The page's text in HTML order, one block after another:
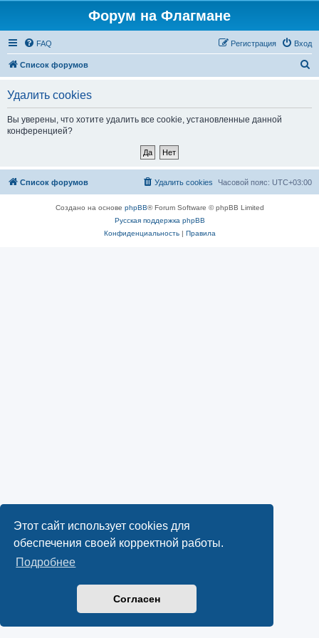
Этот сайт использует cookies для
обеспечения своей корректной работы.
Подробнее
Согласен
Форум на Флагмане
FAQ Вход
Регистрация
Список форумов
Удалить cookies
Вы уверены, что хотите удалить все cookie, установленные данной
конференцией?
Список форумов Часовой пояс: UTC+03:00
Удалить cookies
Создано на основе phpBB® Forum Software © phpBB Limited
Русская поддержка phpBB
Конфиденциальность| Правила